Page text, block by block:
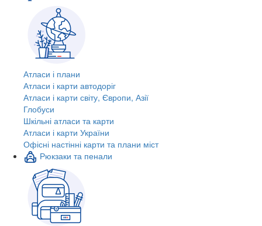
Атласи і плани
Атласи і карти автодоріг
Атласи і карти світу, Європи, Азії
Глобуси
Шкільні атласи та карти
Атласи і карти України
Офісні настінні карти та плани міст
Рюкзаки та пенали